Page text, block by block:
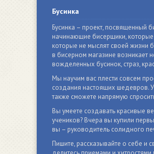
Бусинка
Бусинка – проект, посвященный
начинающие бисерщики,
которые не мыслят своей жизни
в бисерном магазине возникает
вожделенных бусинок, страз,
Мы научим вас плести совсем
создания настоящих шедевров.
также сможете напрямую
Вы умеете создавать красивые
учеников? Вчера вы купили
вы – руководитель солидного
Пишите, рассказывайте о себе и